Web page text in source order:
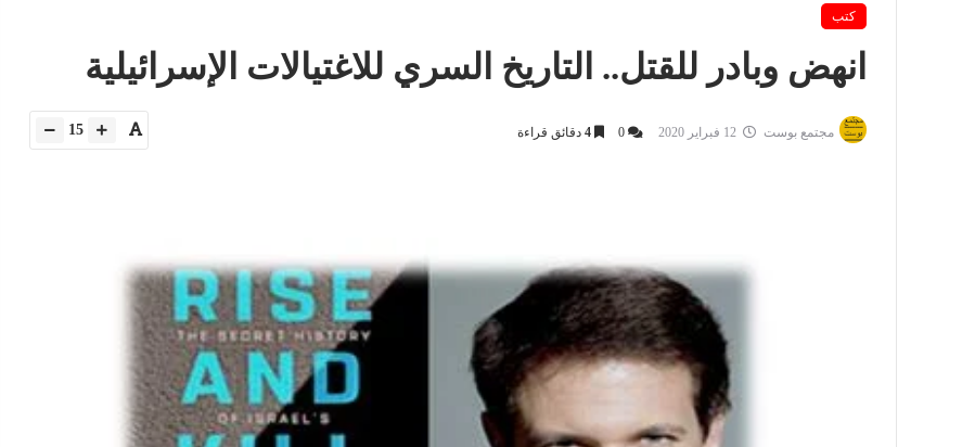
كتب
انهض وبادر للقتل.. التاريخ السري للاغتيالات الإسرائيلية
مجتمع بوست 0
4 دقائق قراءة 15